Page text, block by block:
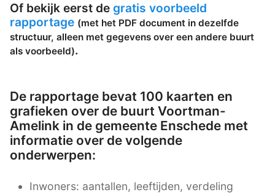
Of bekijk eerst de gratis voorbeeld
rapportage (met het PDF document in dezelfde
structuur, alleen met gegevens over een andere buurt
als voorbeeld).
De rapportage bevat 100 kaarten en
grafieken over de buurt Voortman-
Amelink in de gemeente Enschede met
informatie over de volgende
onderwerpen:
Inwoners: aantallen, leeftijden, verdeling